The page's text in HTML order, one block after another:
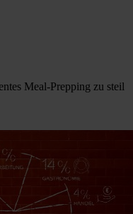
Meal-Prepping zu steil